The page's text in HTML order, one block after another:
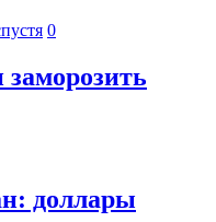
0
доллары